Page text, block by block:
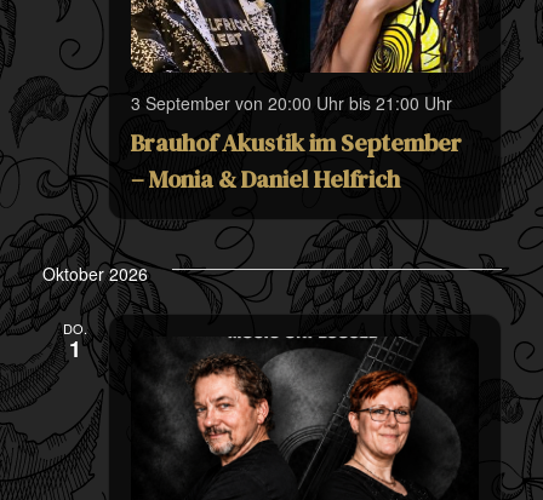
Brauhof Akustik im September
– Monia & Daniel Helfrich
3 September von 20:00 Uhrbis 21:00 Uhr
Oktober 2026
DO.
1